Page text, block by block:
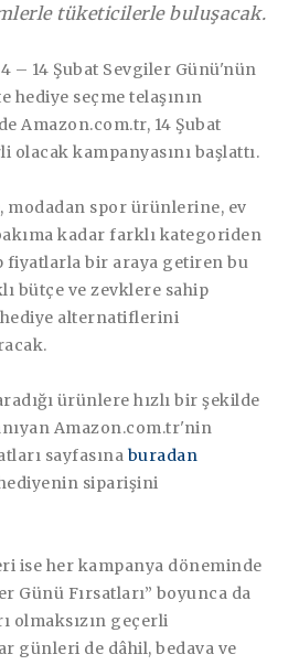
tüketicilerle buluşacak.
– 14 Şubat Sevgiler Günü'nün
hediye seçme telaşının
Amazon.com.tr, 14 Şubat
kampanyasını başlattı.
modadan spor ürünlerine, ev
kadar farklı kategoriden
fiyatlarla bir araya getiren bu
bütçe ve zevklere sahip
alternatiflerini
ürünlere hızlı bir şekilde
Amazon.com.tr'nin
sayfasına buradan
siparişini
ise her kampanya döneminde
Günü Fırsatları” boyunca da
olmaksızın geçerli
günleri de dâhil, bedava ve